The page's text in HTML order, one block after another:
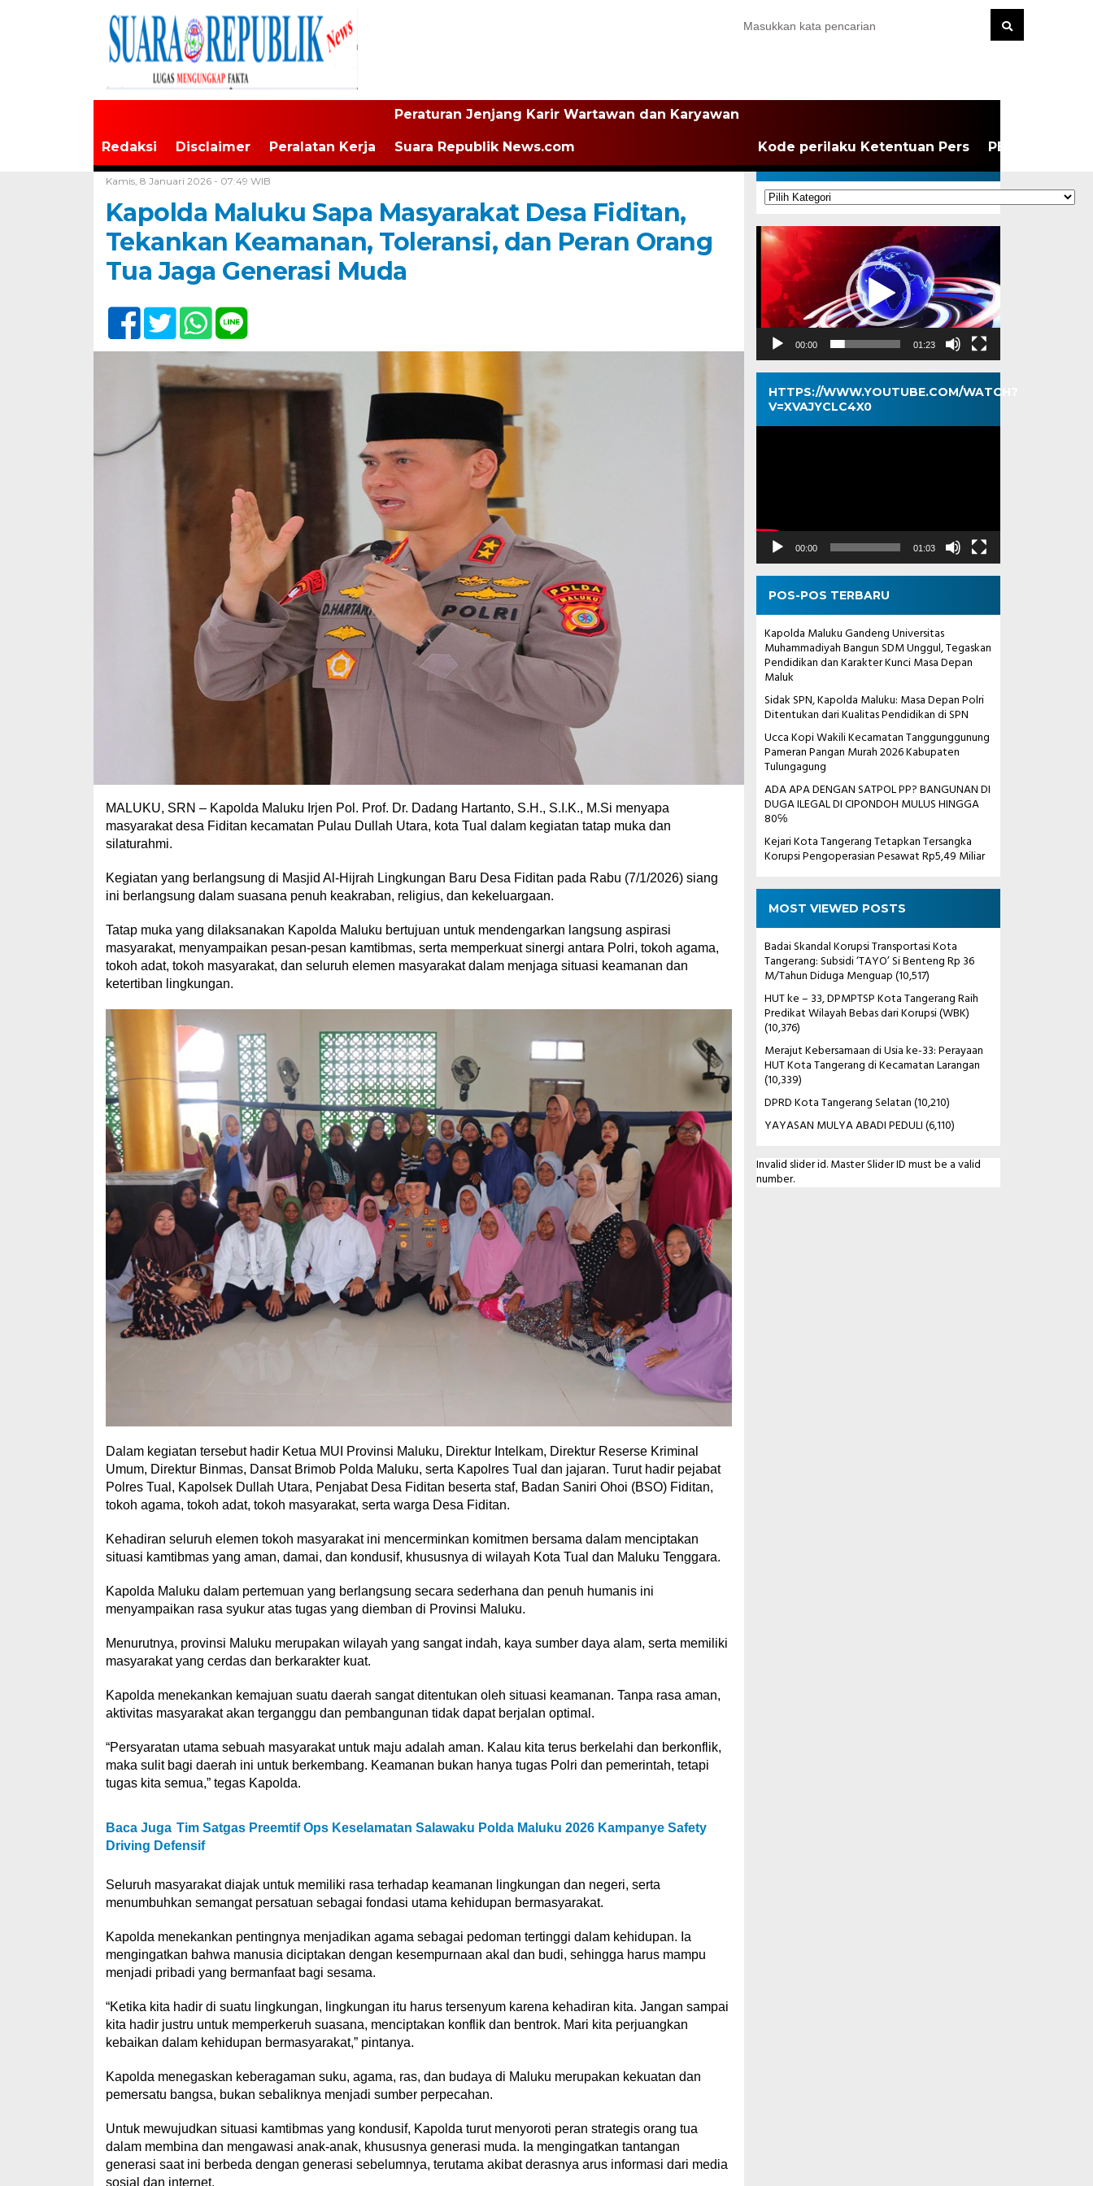
Redaksi Disclaimer Peralatan Kerja
Peraturan Jenjang Karir Wartawan dan Karyawan
Suara Republik News.com Kode perilaku Ketentuan Pers PEDOMAN
Kamis, 8 Januari 2026 - 07:49 WIB
Kapolda Maluku Sapa Masyarakat Desa Fiditan,
Tekankan Keamanan, Toleransi, dan Peran Orang
Tua Jaga Generasi Muda
MALUKU, SRN – Kapolda Maluku Irjen Pol. Prof. Dr. Dadang Hartanto, S.H., S.I.K., M.Si menyapa
masyarakat desa Fiditan kecamatan Pulau Dullah Utara, kota Tual dalam kegiatan tatap muka dan
silaturahmi.
Kegiatan yang berlangsung di Masjid Al-Hijrah Lingkungan Baru Desa Fiditan pada Rabu (7/1/2026) siang
ini berlangsung dalam suasana penuh keakraban, religius, dan kekeluargaan.
Tatap muka yang dilaksanakan Kapolda Maluku bertujuan untuk mendengarkan langsung aspirasi
masyarakat, menyampaikan pesan-pesan kamtibmas, serta memperkuat sinergi antara Polri, tokoh agama,
tokoh adat, tokoh masyarakat, dan seluruh elemen masyarakat dalam menjaga situasi keamanan dan
ketertiban lingkungan.
Dalam kegiatan tersebut hadir Ketua MUI Provinsi Maluku, Direktur Intelkam, Direktur Reserse Kriminal
Umum, Direktur Binmas, Dansat Brimob Polda Maluku, serta Kapolres Tual dan jajaran. Turut hadir pejabat
Polres Tual, Kapolsek Dullah Utara, Penjabat Desa Fiditan beserta staf, Badan Saniri Ohoi (BSO) Fiditan,
tokoh agama, tokoh adat, tokoh masyarakat, serta warga Desa Fiditan.
Kehadiran seluruh elemen tokoh masyarakat ini mencerminkan komitmen bersama dalam menciptakan
situasi kamtibmas yang aman, damai, dan kondusif, khususnya di wilayah Kota Tual dan Maluku Tenggara.
Kapolda Maluku dalam pertemuan yang berlangsung secara sederhana dan penuh humanis ini
menyampaikan rasa syukur atas tugas yang diemban di Provinsi Maluku.
Menurutnya, provinsi Maluku merupakan wilayah yang sangat indah, kaya sumber daya alam, serta memiliki
masyarakat yang cerdas dan berkarakter kuat.
Kapolda menekankan kemajuan suatu daerah sangat ditentukan oleh situasi keamanan. Tanpa rasa aman,
aktivitas masyarakat akan terganggu dan pembangunan tidak dapat berjalan optimal.
“Persyaratan utama sebuah masyarakat untuk maju adalah aman. Kalau kita terus berkelahi dan berkonflik,
maka sulit bagi daerah ini untuk berkembang. Keamanan bukan hanya tugas Polri dan pemerintah, tetapi
tugas kita semua,” tegas Kapolda.
Baca Juga Tim Satgas Preemtif Ops Keselamatan Salawaku Polda Maluku 2026 Kampanye Safety
Driving Defensif
Seluruh masyarakat diajak untuk memiliki rasa terhadap keamanan lingkungan dan negeri, serta
menumbuhkan semangat persatuan sebagai fondasi utama kehidupan bermasyarakat.
Kapolda menekankan pentingnya menjadikan agama sebagai pedoman tertinggi dalam kehidupan. Ia
mengingatkan bahwa manusia diciptakan dengan kesempurnaan akal dan budi, sehingga harus mampu
menjadi pribadi yang bermanfaat bagi sesama.
“Ketika kita hadir di suatu lingkungan, lingkungan itu harus tersenyum karena kehadiran kita. Jangan sampai
kita hadir justru untuk memperkeruh suasana, menciptakan konflik dan bentrok. Mari kita perjuangkan
kebaikan dalam kehidupan bermasyarakat,” pintanya.
Kapolda menegaskan keberagaman suku, agama, ras, dan budaya di Maluku merupakan kekuatan dan
pemersatu bangsa, bukan sebaliknya menjadi sumber perpecahan.
Untuk mewujudkan situasi kamtibmas yang kondusif, Kapolda turut menyoroti peran strategis orang tua
dalam membina dan mengawasi anak-anak, khususnya generasi muda. Ia mengingatkan tantangan
generasi saat ini berbeda dengan generasi sebelumnya, terutama akibat derasnya arus informasi dari media
sosial dan internet.
KATEGORI
Kategori
Pemutar
Video
00:00 01:23
HTTPS://WWW.YOUTUBE.COM/WATCH?
V=XVAJYCLC4X0
Pemutar
00:00 01:03
POS-POS TERBARU
Kapolda Maluku Gandeng Universitas
Muhammadiyah Bangun SDM Unggul, Tegaskan
Pendidikan dan Karakter Kunci Masa Depan
Maluk
Sidak SPN, Kapolda Maluku: Masa Depan Polri
Ditentukan dari Kualitas Pendidikan di SPN
Ucca Kopi Wakili Kecamatan Tanggunggunung
Pameran Pangan Murah 2026 Kabupaten
Tulungagung
ADA APA DENGAN SATPOL PP? BANGUNAN DI
DUGA ILEGAL DI CIPONDOH MULUS HINGGA
80℅
Kejari Kota Tangerang Tetapkan Tersangka
Korupsi Pengoperasian Pesawat Rp5,49 Miliar
MOST VIEWED POSTS
Badai Skandal Korupsi Transportasi Kota
Tangerang: Subsidi ‘TAYO’ Si Benteng Rp 36
M/Tahun Diduga Menguap(10,517)
HUT ke – 33, DPMPTSP Kota Tangerang Raih
Predikat Wilayah Bebas dari Korupsi (WBK)
(10,376)
Merajut Kebersamaan di Usia ke-33: Perayaan
HUT Kota Tangerang di Kecamatan Larangan
(10,339)
DPRD Kota Tangerang Selatan(10,210)
YAYASAN MULYA ABADI PEDULI(6,110)
Invalid slider id. Master Slider ID must be a valid
number.